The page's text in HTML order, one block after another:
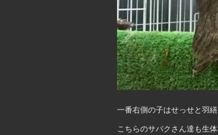
一番右側の子はせっせと羽
こちらのサバクさん達も生